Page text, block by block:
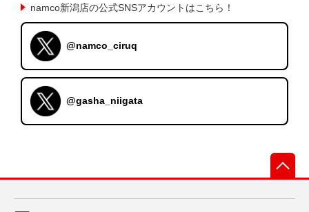
namco新潟店の公式SNSアカウントはこちら！
@namco_ciruq
@gasha_niigata